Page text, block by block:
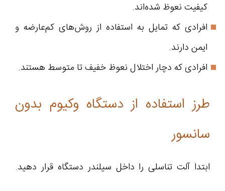
کیفیت نعوظ شده‌اند.
افرادی که تمایل به استفاده از روش‌های کم‌عارضه و
ایمن دارند.
افرادی که دچار اختلال نعوظ خفیف تا متوسط هستند.
طرز استفاده از دستگاه وکیوم بدون
سانسور
ابتدا آلت تناسلی را داخل سیلندر دستگاه قرار دهید.